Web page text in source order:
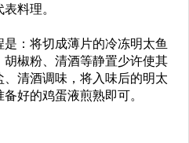
料理。
：将切成薄片的冷冻明太鱼
椒粉、清酒等静置少许使其
清酒调味，将入味后的明太
好的鸡蛋液煎熟即可。